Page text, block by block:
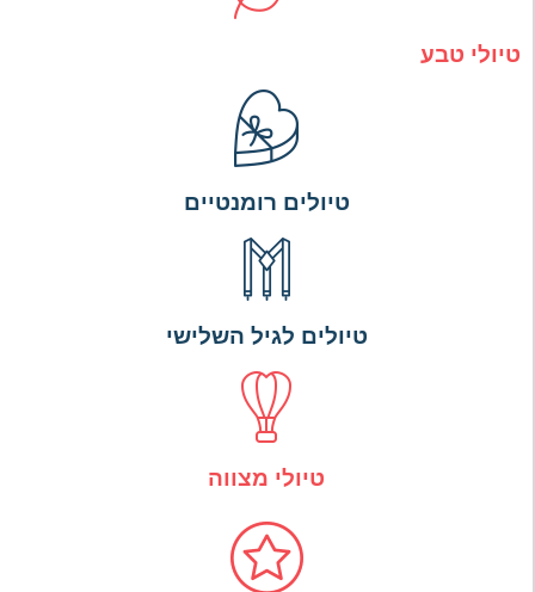
טיולי טבע
טיולים רומנטיים
טיולים לגיל השלישי
טיולי מצווה